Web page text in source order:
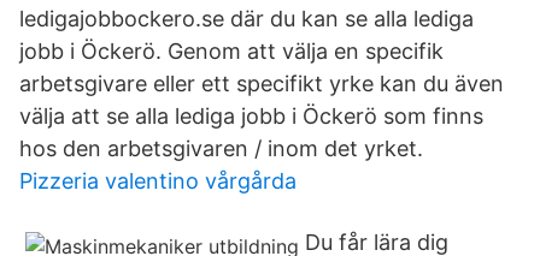
ledigajobbockero.se där du kan se alla lediga
jobb i Öckerö. Genom att välja en specifik
arbetsgivare eller ett specifikt yrke kan du även
välja att se alla lediga jobb i Öckerö som finns
hos den arbetsgivaren / inom det yrket.
Pizzeria valentino vårgårda
Du får lära dig